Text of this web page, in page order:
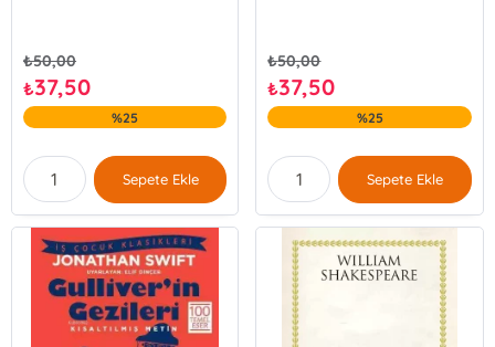
₺50,00
₺37,50
%25
Sepete Ekle
₺50,00
₺37,50
%25
Sepete Ekle